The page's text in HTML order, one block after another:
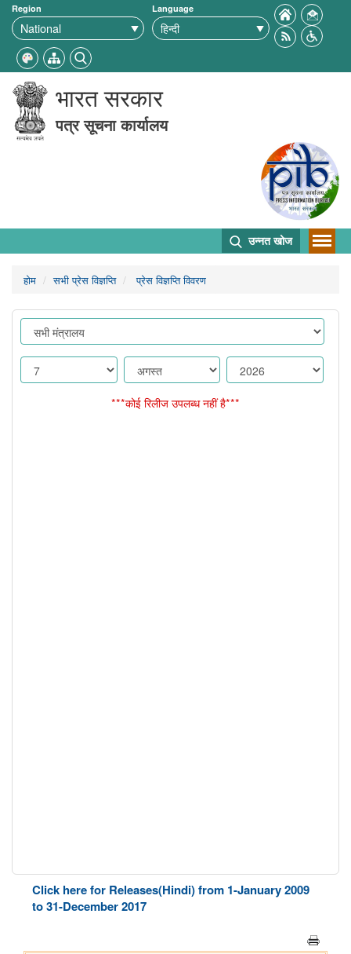
Region Language
भारत सरकार
पत्र सूचना कार्यालय
उन्नत खोज
होम सभी प्रेस विज्ञप्ति प्रेस विज्ञप्ति विवरण
***कोई रिलीज उपलब्ध नहीं है***
Click here for Releases(Hindi) from 1-January 2009
to 31-December 2017